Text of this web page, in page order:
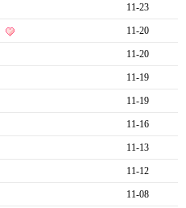
11-23
11-20
11-20
11-19
11-19
11-16
11-13
11-12
11-08